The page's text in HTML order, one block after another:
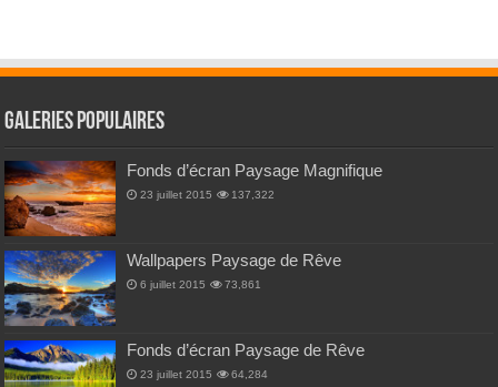
Galeries Populaires
Fonds d’écran Paysage Magnifique
23 juillet 2015 137,322
Wallpapers Paysage de Rêve
6 juillet 2015 73,861
Fonds d’écran Paysage de Rêve
23 juillet 2015 64,284